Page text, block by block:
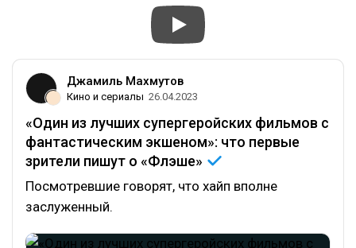
Джамиль Махмутов
Кино и сериалы 26.04.2023
«Один из лучших супергеройских фильмов с
фантастическим экшеном»: что первые
зрители пишут о «Флэше»
Посмотревшие говорят, что хайп вполне
заслуженный.